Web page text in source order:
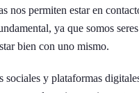
nos permiten estar en
ya que somos
bien con uno mismo.
y plataformas